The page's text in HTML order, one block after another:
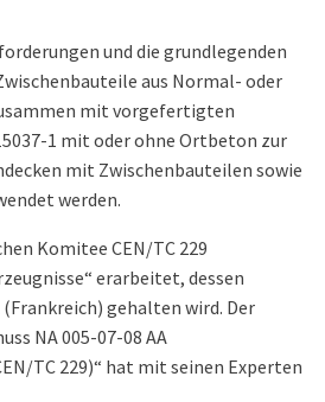
und die grundlegenden
aus Normal- oder
mit vorgefertigten
1 mit oder ohne Ortbeton zur
mit Zwischenbauteilen sowie
werden.
Komitee CEN/TC 229
erarbeitet, dessen
gehalten wird. Der
NA 005-07-08 AA
TC 229)“ hat mit seinen Experten